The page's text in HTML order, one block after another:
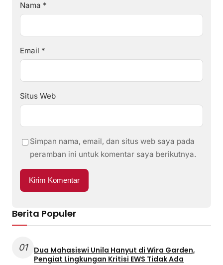
Nama *
Email *
Situs Web
Simpan nama, email, dan situs web saya pada
peramban ini untuk komentar saya berikutnya.
Berita Populer
01
Dua Mahasiswi Unila Hanyut di Wira Garden,
Pengiat Lingkungan Kritisi EWS Tidak Ada